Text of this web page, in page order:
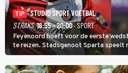
TIP
STUDIO SPORT VOETBAL
STRAKS 18:55 - 20:00· SPORT
Feyenoord hoeft voor de eerste
te reizen. Stadsgenoot Sparta speelt
verderop. Feyenoord trok de Spaanse
KVC Westerlo uit België.